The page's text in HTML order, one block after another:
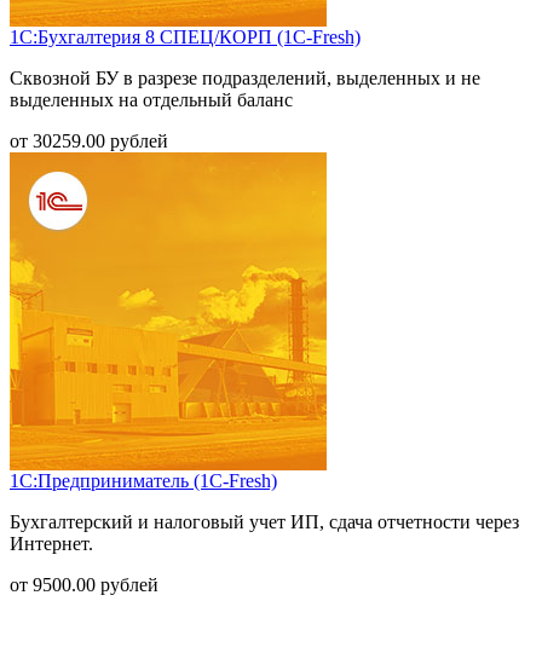
1С:Бухгалтерия 8 СПЕЦ/КОРП (1С-Fresh)
Сквозной БУ в разрезе подразделений, выделенных и не
выделенных на отдельный баланс
от 30259.00 рублей
1С:Предприниматель (1С-Fresh)
Бухгалтерский и налоговый учет ИП, сдача отчетности через
Интернет.
от 9500.00 рублей